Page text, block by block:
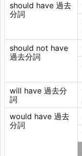
should have 過去
分詞
should not have
過去分詞
will have 過去分
詞
would have 過去
分詞